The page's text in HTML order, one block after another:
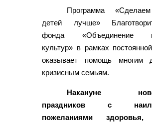
Программа
детей лучше»
фонда «Объединение
культур» в рамках
оказывает помощь многим
кризисным семьям.
Накануне
праздников с
пожеланиями здоровья,